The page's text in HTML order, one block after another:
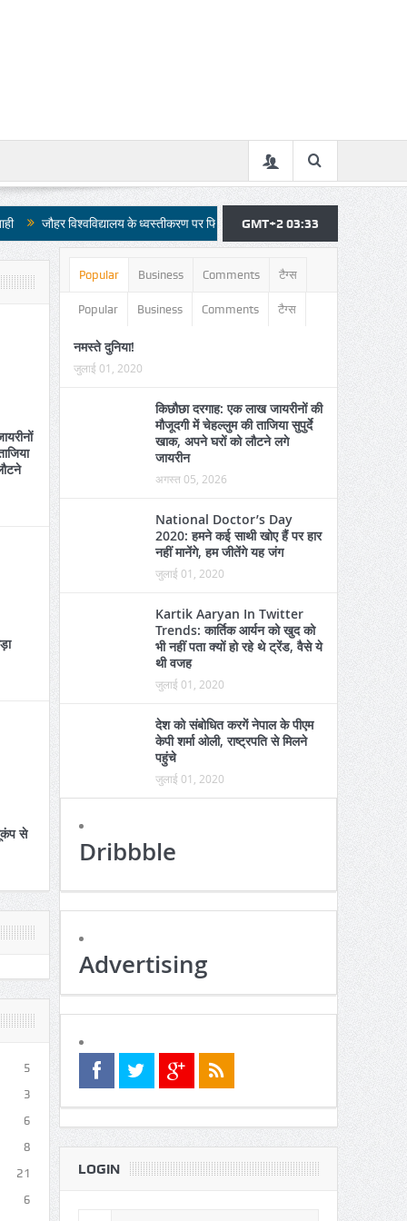
के ध्वस्तीकरण पर फिलहाल रोक राजा भैया ने खरीदी 3.45 करोड़ की
GMT+2 03:33
से
5
3
6
8
21
6
Popular Business Comments टैग्स
Popular Business Comments टैग्स
नमस्ते दुनिया!
जुलाई 01, 2020
किछौछा दरगाह: एक लाख जायरीनों की
मौजूदगी में चेहल्लुम की ताजिया सुपुर्दे
खाक, अपने घरों को लौटने लगे
जायरीन
अगस्त 05, 2026
National Doctor’s Day
2020: हमने कई साथी खोए हैं पर हार
नहीं मानेंगे, हम जीतेंगे यह जंग
जुलाई 01, 2020
Kartik Aaryan In Twitter
Trends: कार्तिक आर्यन को खुद को
भी नहीं पता क्यों हो रहे थे ट्रेंड, वैसे ये
थी वजह
जुलाई 01, 2020
देश को संबोधित करगें नेपाल के पीएम
केपी शर्मा ओली, राष्ट्रपति से मिलने
पहुंचे
जुलाई 01, 2020
Dribbble
Advertising
LOGIN